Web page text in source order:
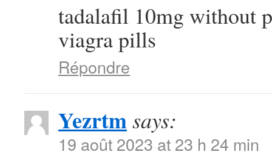
tadalafil 10mg without
viagra pills
Répondre
Yezrtmsays:
19 août 2023 at 23 h 24 min